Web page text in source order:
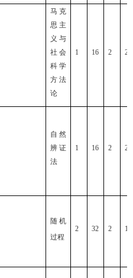
马克
思主
义与
社会
科学
方法
论
1 16 2 2
自然
辨证
法
1 16 2 2
随机
过程
2 32 2 1